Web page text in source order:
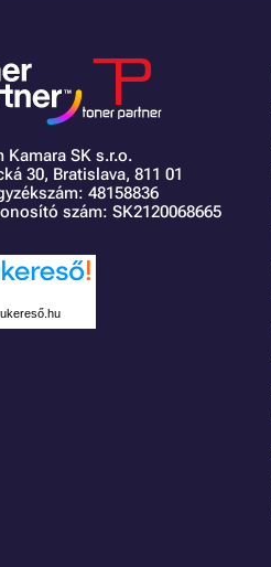
Kamara SK s.r.o.
30, Bratislava, 811 01
48158836
szám: SK2120068665